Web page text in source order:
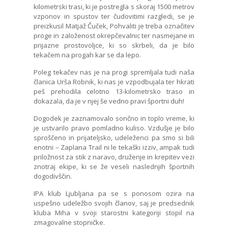
kilometrski trasi, ki je postregla s skoraj 1500 metrov
vzponov in spustov ter čudovitimi razgledi, se je
preizkusil Matjaž Čuček, Pohvaliti je treba označitev
proge in založenost okrepčevalnic ter nasmejane in
prijazne prostovoljce, ki so skrbeli, da je bilo
tekačem na progah kar se da lepo.
Poleg tekačev nas je na progi spremljala tudi naša
članica Urša Robnik, ki nas je vzpodbujala ter hkrati
peš prehodila celotno 13-kilometrsko traso in
dokazala, da je v njej še vedno pravi športni duh!
Dogodek je zaznamovalo sončno in toplo vreme, ki
je ustvarilo pravo pomladno kuliso. Vzdušje je bilo
sproščeno in prijateljsko, udeleženci pa smo si bili
enotni – Zaplana Trail ni le tekaški izziv, ampak tudi
priložnost za stik z naravo, druženje in krepitev vezi
znotraj ekipe, ki se že veseli naslednjih športnih
dogodivščin.
IPA klub Ljubljana pa se s ponosom ozira na
uspešno udeležbo svojih članov, saj je predsednik
kluba Miha v svoji starostni kategoriji stopil na
zmagovalne stopničke.